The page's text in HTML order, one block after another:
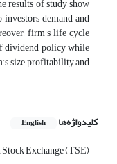
results of study show
demand and
firm’s life cycle
dividend policy while
size, profitability and
کلیدواژه‌ها English
Exchange (TSE)